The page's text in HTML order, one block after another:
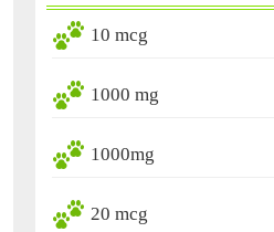
10 mcg
1000 mg
1000mg
20 mcg